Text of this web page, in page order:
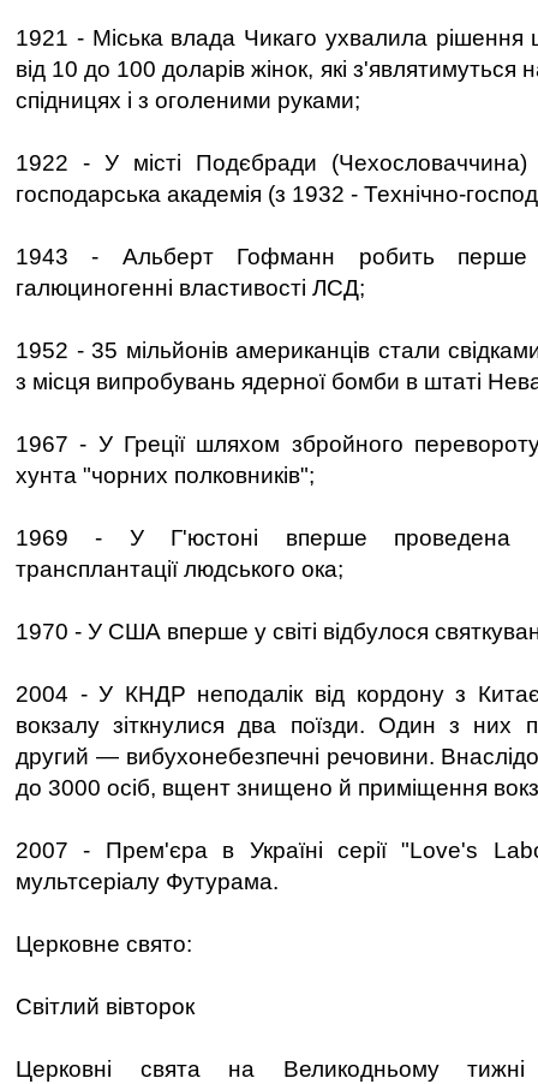
1921 - Міська влада Чикаго ухвалила
від 10 до 100 доларів жінок, які з'являтимуться
спідницях і з оголеними руками;
1922 - У місті Подєбради (Чехословаччина)
господарська академія (з 1932 - Технічно-
1943 - Альберт Гофманн робить перше
галюциногенні властивості ЛСД;
1952 - 35 мільйонів американців стали
з місця випробувань ядерної бомби в штаті
1967 - У Греції шляхом збройного
хунта "чорних полковників";
1969 - У Г'юстоні вперше проведена
трансплантації людського ока;
1970 - У США вперше у світі відбулося
2004 - У КНДР неподалік від кордону з
вокзалу зіткнулися два поїзди. Один з них
другий — вибухонебезпечні речовини.
до 3000 осіб, вщент знищено й приміщення
2007 - Прем'єра в Україні серії "Love's
мультсеріалу Футурама.
Церковне свято:
Світлий вівторок
Церковні свята на Великодньому